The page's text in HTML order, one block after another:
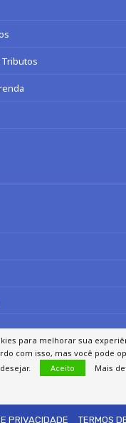
PRIVACIDADE
TERMOS
para melhorar sua
com isso, mas você pode
desejar.
Aceito Mais